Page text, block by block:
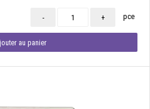
- + pce
au panier